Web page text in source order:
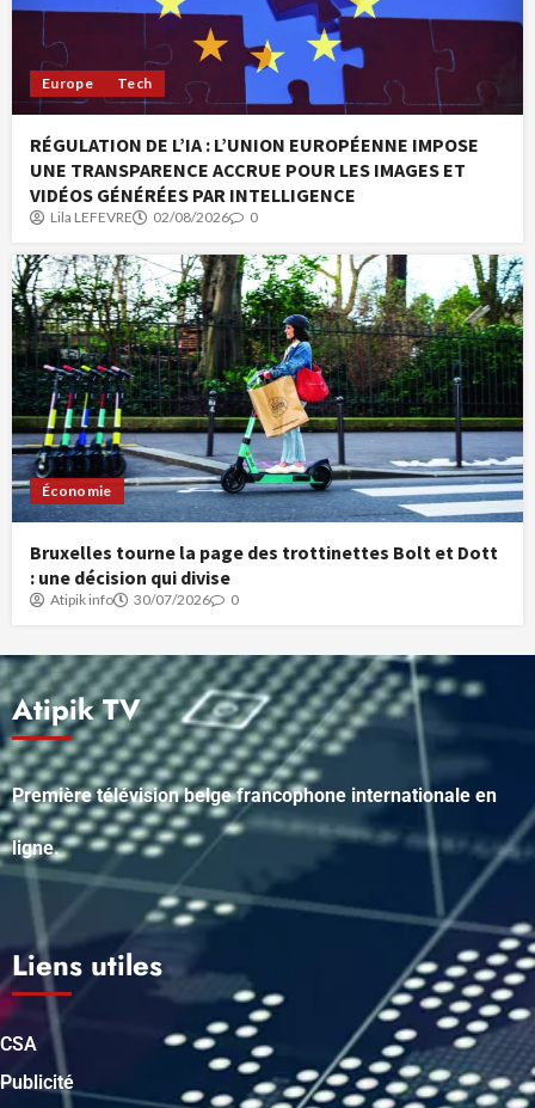
Europe Tech
RÉGULATION DE L’IA : L’UNION EUROPÉENNE IMPOSE
UNE TRANSPARENCE ACCRUE POUR LES IMAGES ET
VIDÉOS GÉNÉRÉES PAR INTELLIGENCE
Lila LEFEVRE 02/08/2026 0
Économie
Bruxelles tourne la page des trottinettes Bolt et Dott
: une décision qui divise
Atipik info 30/07/2026 0
Atipik TV
Première télévision belge francophone internationale en
ligne.
Liens utiles
CSA
Publicité